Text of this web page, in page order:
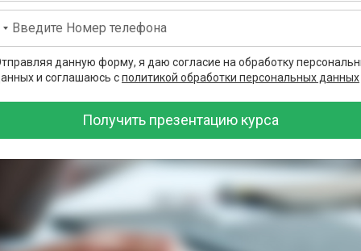
данную форму, я даю согласие на обработку
и соглашаюсь сполитикой обработки персональных данных
Получить презентацию курса